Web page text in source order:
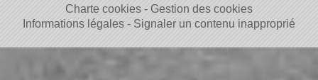
Charte cookies
Gestion des cookies
Informations légales
Signaler un contenu inapproprié